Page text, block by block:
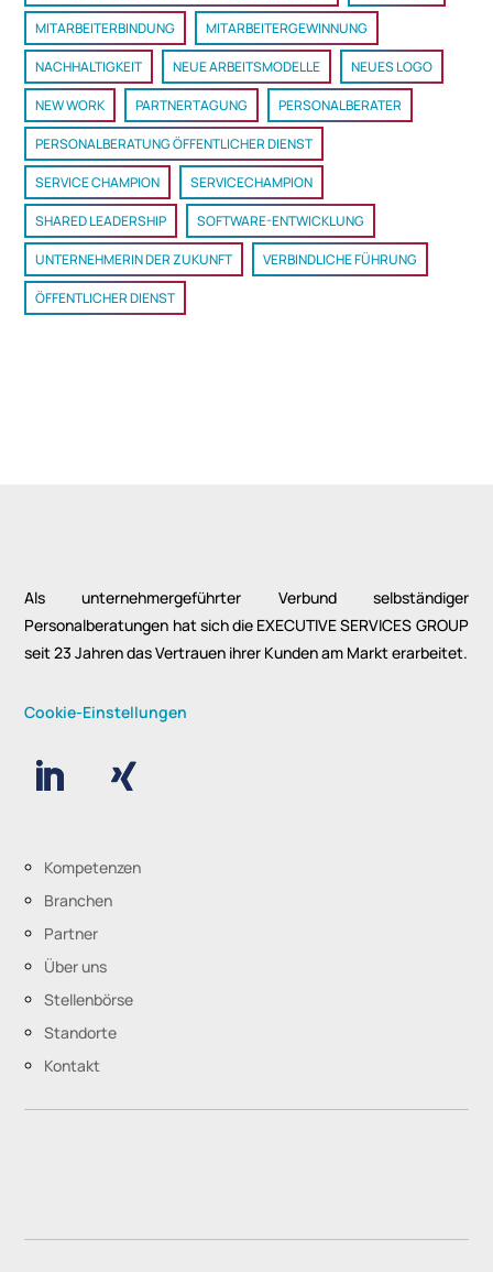
MITARBEITERBINDUNG MITARBEITERGEWINNUNG
NACHHALTIGKEIT NEUE ARBEITSMODELLE NEUES LOGO
NEW WORK PARTNERTAGUNG PERSONALBERATER
PERSONALBERATUNG ÖFFENTLICHER DIENST
SERVICE CHAMPION SERVICECHAMPION
SHARED LEADERSHIP SOFTWARE-ENTWICKLUNG
UNTERNEHMERIN DER ZUKUNFT VERBINDLICHE FÜHRUNG
ÖFFENTLICHER DIENST
Als unternehmergeführter Verbund selbständiger
Personalberatungen hat sich die EXECUTIVE SERVICES GROUP
seit 23 Jahren das Vertrauen ihrer Kunden am Markt erarbeitet.
Cookie-Einstellungen
Kompetenzen
Branchen
Partner
Über uns
Stellenbörse
Standorte
Kontakt